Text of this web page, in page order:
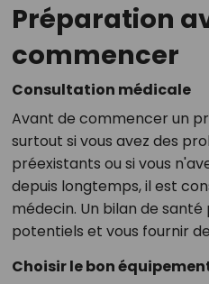
Préparation
commencer
Consultation médicale
Avant de commencer un
surtout si vous avez des
préexistants ou si vous
depuis longtemps, il est
médecin. Un bilan de
potentiels et vous fournir
Choisir le bon